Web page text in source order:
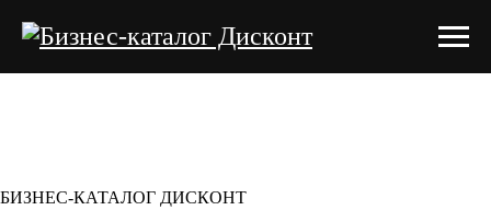
БИЗНЕС-КАТАЛОГ ДИСКОНТ